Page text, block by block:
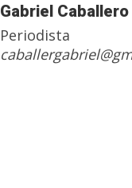
Gabriel Caballero
Periodista